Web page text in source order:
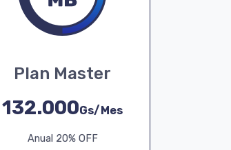
Plan Master
132.000Gs/Mes
Anual 20% OFF